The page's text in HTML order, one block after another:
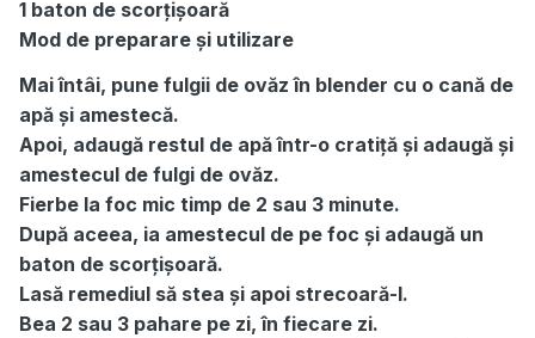
1 baton de scorțișoară
Mod de preparare și utilizare
Mai întâi, pune fulgii de ovăz în blender cu o cană de
apă și amestecă.
Apoi, adaugă restul de apă într-o cratiță și adaugă și
amestecul de fulgi de ovăz.
Fierbe la foc mic timp de 2 sau 3 minute.
După aceea, ia amestecul de pe foc și adaugă un
baton de scorțișoară.
Lasă remediul să stea și apoi strecoară-l.
Bea 2 sau 3 pahare pe zi, în fiecare zi.